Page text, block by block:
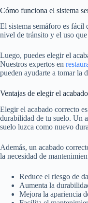
Cómo funciona el sistema
El sistema semáforo es fácil
nivel de tránsito y el uso
Luego, puedes elegir el
Nuestros expertos en
pueden ayudarte a tomar la
Ventajas de elegir el
Elegir el acabado correcto
durabilidad de tu suelo. Un
suelo luzca como nuevo
Además, un acabado
la necesidad de
Reduce el riesgo de
Aumenta la
Mejora la apariencia